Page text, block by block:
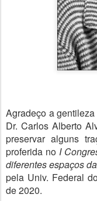
Agradeço a
Dr. Carlos Alberto
preservar alguns
proferida no I
diferentes espaços
pela Univ. Federal
de 2020.